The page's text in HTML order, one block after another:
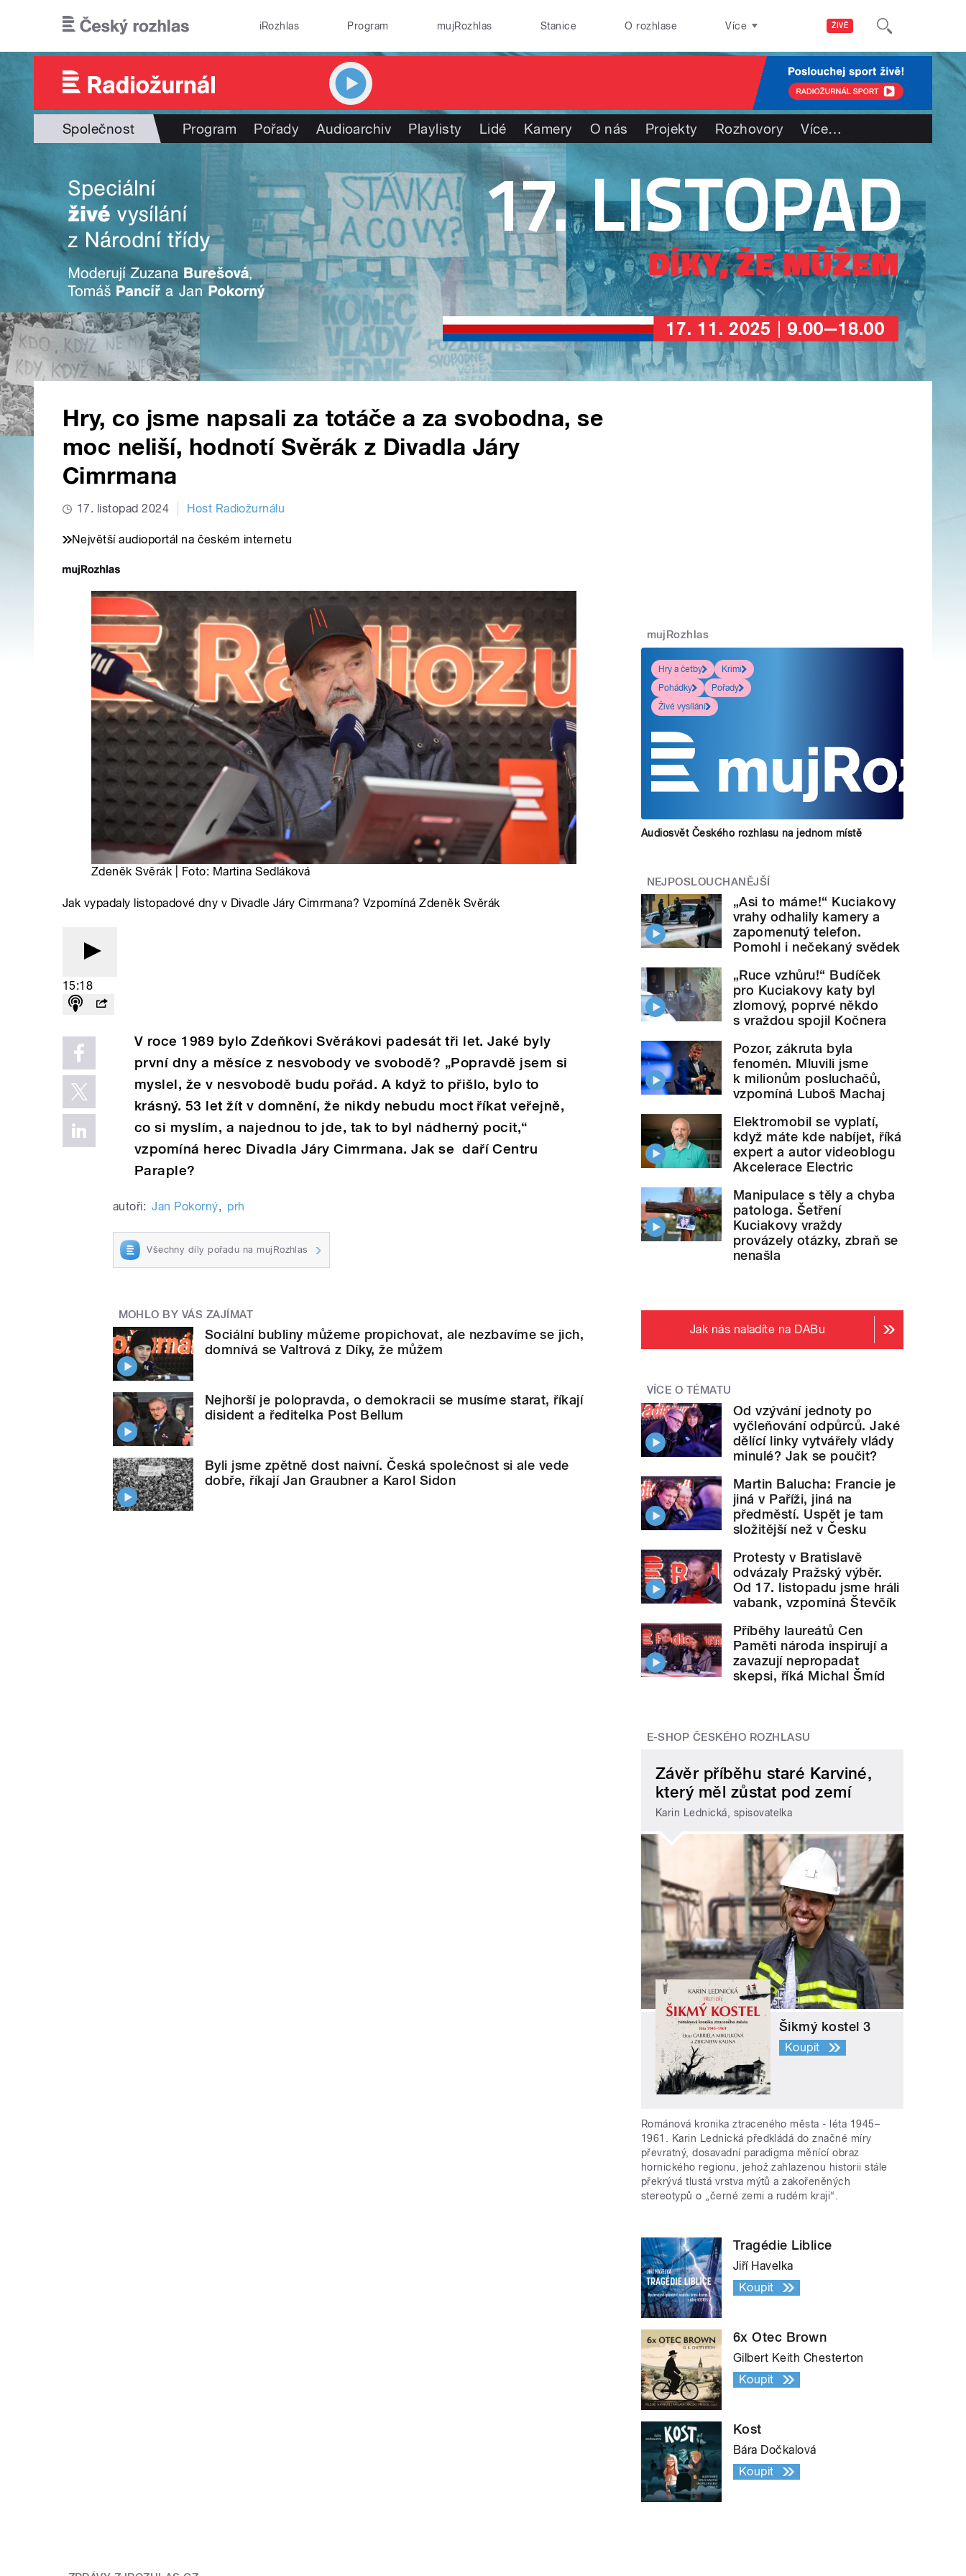
ŽIVĚ
iRozhlas Program mujRozhlas Stanice O rozhlase Více
Společnost Program Pořady Audioarchiv Playlisty Lidé Kamery O nás Projekty Rozhovory Více…
Hry, co jsme napsali za totáče a za svobodna, se
moc neliší, hodnotí Svěrák z Divadla Járy
Cimrmana
17. listopad 2024 Host Radiožurnálu
Největší audioportál na českém internetu
Zdeněk Svěrák | Foto: Martina Sedláková
Jak vypadaly listopadové dny v Divadle Járy Cimrmana? Vzpomíná Zdeněk Svěrák
15:18
V roce 1989 bylo Zdeňkovi Svěrákovi padesát tři let. Jaké byly
první dny a měsíce z nesvobody ve svobodě? „Popravdě jsem si
myslel, že v nesvobodě budu pořád. A když to přišlo, bylo to
krásný. 53 let žít v domnění, že nikdy nebudu moct říkat veřejně,
co si myslím, a najednou to jde, tak to byl nádherný pocit,“
vzpomíná herec Divadla Járy Cimrmana. Jak se daří Centru
Paraple?
autoři: Jan Pokorný, prh
Všechny díly pořadu na mujRozhlas
MOHLO BY VÁS ZAJÍMAT
Sociální bubliny můžeme propichovat, ale nezbavíme se jich,
domnívá se Valtrová z Díky, že můžem
Nejhorší je polopravda, o demokracii se musíme starat, říkají
disident a ředitelka Post Bellum
Byli jsme zpětně dost naivní. Česká společnost si ale vede
dobře, říkají Jan Graubner a Karol Sidon
mujRozhlas
Hry a četby
Krimi
Pohádky
Pořady
Živé vysílání
Audiosvět Českého rozhlasu na jednom místě
NEJPOSLOUCHANĚJŠÍ
„Asi to máme!“ Kuciakovy
vrahy odhalily kamery a
zapomenutý telefon.
Pomohl i nečekaný svědek
„Ruce vzhůru!“ Budíček
pro Kuciakovy katy byl
zlomový, poprvé někdo
s vraždou spojil Kočnera
Pozor, zákruta byla
fenomén. Mluvili jsme
k milionům posluchačů,
vzpomíná Luboš Machaj
Elektromobil se vyplatí,
když máte kde nabíjet, říká
expert a autor videoblogu
Akcelerace Electric
Manipulace s těly a chyba
patologa. Šetření
Kuciakovy vraždy
provázely otázky, zbraň se
nenašla
Jak nás naladíte na DABu
VÍCE O TÉMATU
Od vzývání jednoty po
vyčleňování odpůrců. Jaké
dělící linky vytvářely vlády
minulé? Jak se poučit?
Martin Balucha: Francie je
jiná v Paříži, jiná na
předměstí. Uspět je tam
složitější než v Česku
Protesty v Bratislavě
odvázaly Pražský výběr.
Od 17. listopadu jsme hráli
vabank, vzpomíná Števčík
Příběhy laureátů Cen
Paměti národa inspirují a
zavazují nepropadat
skepsi, říká Michal Šmíd
E-SHOP ČESKÉHO ROZHLASU
Závěr příběhu staré Karviné,
který měl zůstat pod zemí
Karin Lednická, spisovatelka
Šikmý kostel 3
Koupit
Románová kronika ztraceného města - léta 1945–
1961. Karin Lednická předkládá do značné míry
převratný, dosavadní paradigma měnící obraz
hornického regionu, jehož zahlazenou historii stále
překrývá tlustá vrstva mýtů a zakořeněných
stereotypů o „černé zemi a rudém kraji“.
Tragédie Liblice
Jiří Havelka
Koupit
6x Otec Brown
Gilbert Keith Chesterton
Koupit
Kost
Bára Dočkalová
Koupit